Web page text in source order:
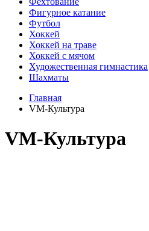
Фигурное катание
Футбол
Хоккей
Хоккей на траве
Хоккей с мячом
Художественная гимнастика
Шахматы
Главная
VM-Культура
VM-Культура